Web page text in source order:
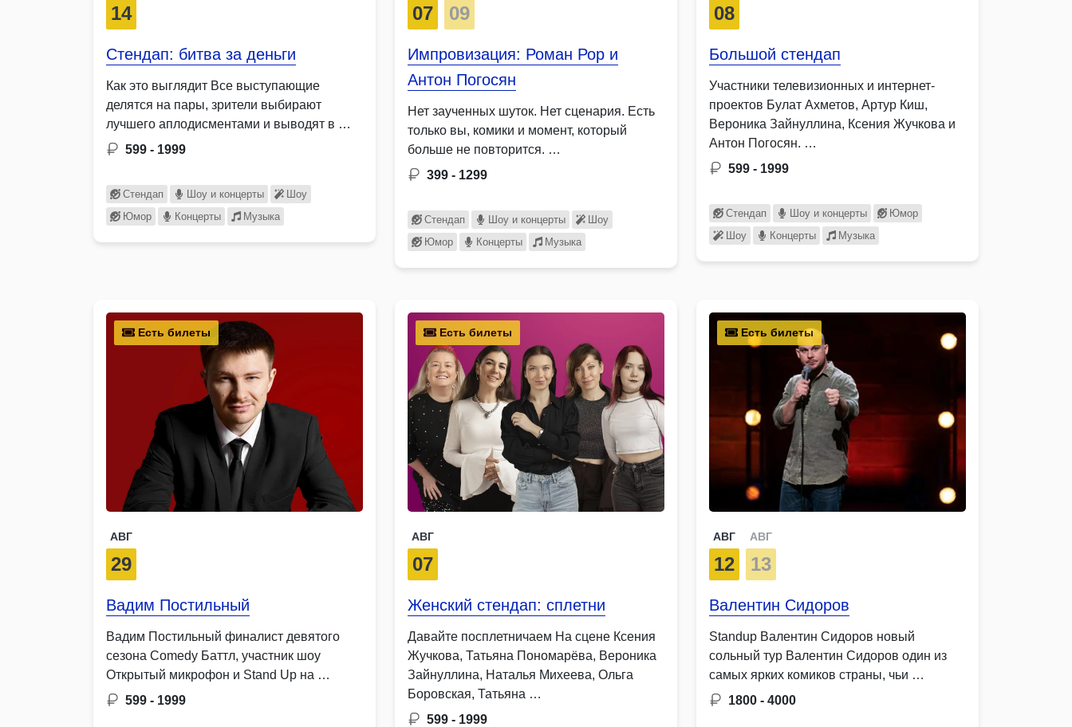
14
Стендап: битва за деньги
Как это выглядит Все выступающие
делятся на пары, зрители выбирают
лучшего аплодисментами и выводят в …
599 - 1999
Стендап Шоу и концерты
Шоу
Юмор
Концерты Музыка
07 09
Импровизация: Роман Рор и
Антон Погосян
Нет заученных шуток. Нет сценария. Есть
только вы, комики и момент, который
больше не повторится. …
399 - 1299
Стендап Шоу и концерты
Шоу
Юмор
Концерты Музыка
08
Большой стендап
Участники телевизионных и интернет-
проектов Булат Ахметов, Артур Киш,
Вероника Зайнуллина, Ксения Жучкова и
Антон Погосян. …
599 - 1999
Стендап Шоу и концерты
Юмор
Шоу
Концерты Музыка
Есть билеты
АВГ
29
Вадим Постильный
Вадим Постильный финалист девятого
сезона Comedy Баттл, участник шоу
Открытый микрофон и Stand Up на …
599 - 1999
Есть билеты
АВГ
07
Женский стендап: сплетни
Давайте посплетничаем На сцене Ксения
Жучкова, Татьяна Пономарёва, Вероника
Зайнуллина, Наталья Михеева, Ольга
Боровская, Татьяна …
599 - 1999
Есть билеты
АВГ
12
АВГ
13
Валентин Сидоров
Standup Валентин Сидоров новый
сольный тур Валентин Сидоров один из
самых ярких комиков страны, чьи …
1800 - 4000